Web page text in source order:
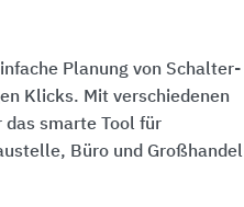
Planung von Schalter-
Klicks. Mit verschiedenen
smarte Tool für
Büro und Großhandel